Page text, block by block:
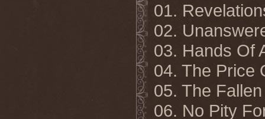
01.
02.
03. Hands Of
04. The Price
05. The Fallen
06. No Pity